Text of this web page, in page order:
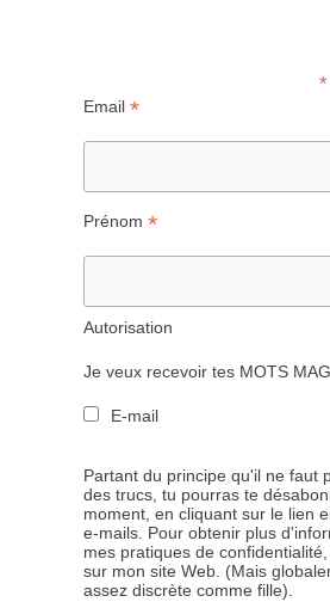
*
Email *
Prénom *
Autorisation
Je veux recevoir tes MOTS
E-mail
Partant du principe qu'il ne faut
des trucs, tu pourras te
moment, en cliquant sur le lien
e-mails. Pour obtenir plus
mes pratiques de
sur mon site Web. (Mais
assez discrète comme fille).